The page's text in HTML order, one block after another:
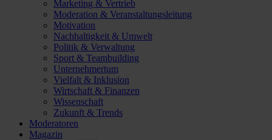
Marketing & Vertrieb
Moderation & Veranstaltungsleitung
Motivation
Nachhaltigkeit & Umwelt
Politik & Verwaltung
Sport & Teambuilding
Unternehmertum
Vielfalt & Inklusion
Wirtschaft & Finanzen
Wissenschaft
Zukunft & Trends
Moderatoren
Magazin